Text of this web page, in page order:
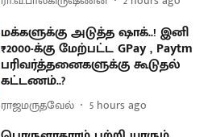
மக்களுக்கு அடுத்த ஷாக்..! இனி
₹2000-க்கு மேற்பட்ட GPay , Paytm
பரிவர்த்தனைகளுக்கு கூடுதல்
கட்டணம்..?
ராஜமருதவேல் 5 hours ago